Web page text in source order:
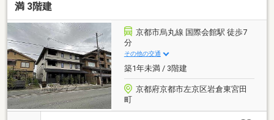
満 3階建
京都市烏丸線 国際会館駅 徒歩7
分
その他の交通
築1年未満 / 3階建
京都府京都市左京区岩倉東宮田
町